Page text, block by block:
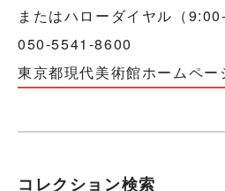
またはハローダイヤル（
050-5541-8600
東京都現代美術館ホームペー
コレクション検索